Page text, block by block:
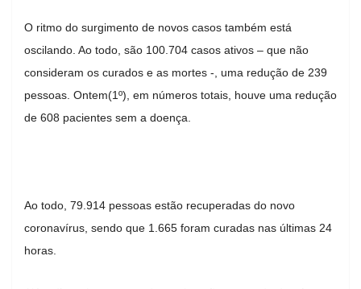
O ritmo do surgimento de novos casos também está
oscilando. Ao todo, são 100.704 casos ativos – que não
consideram os curados e as mortes -, uma redução de 239
pessoas. Ontem(1º), em números totais, houve uma redução
de 608 pacientes sem a doença.
Ao todo, 79.914 pessoas estão recuperadas do novo
coronavírus, sendo que 1.665 foram curadas nas últimas 24
horas.